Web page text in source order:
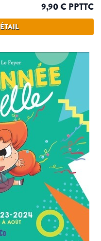
9,90 € PPTTC